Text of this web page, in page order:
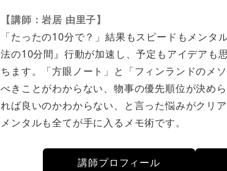
【講師：岩居 由里子】
「たったの10分で？」結果もスピードもメンタ
法の10分間』行動が加速し、予定もアイデアも
ちます。「方眼ノート」と「フィンランドのメ
べきことがわからない、物事の優先順位が決め
れば良いのかわからない、と言った悩みがクリ
メンタルも全てが手に入るメモ術です。
講師プロフィール